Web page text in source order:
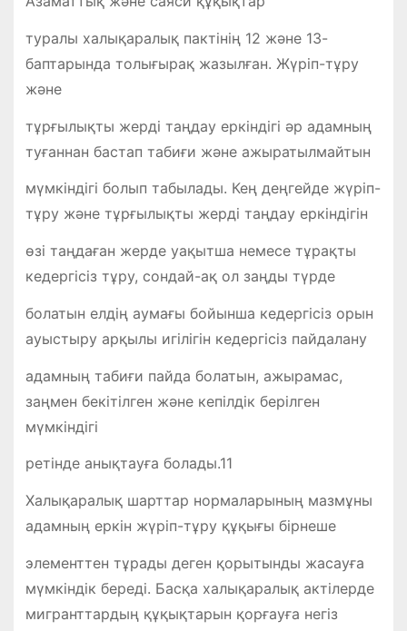
туралы халықаралық пактінің 12 және 13-
баптарында толығырақ жазылған. Жүріп-тұру
және
тұрғылықты жерді таңдау еркіндігі әр адамның
туғаннан бастап табиғи және ажыратылмайтын
мүмкіндігі болып табылады. Кең деңгейде жүріп-
тұру және тұрғылықты жерді таңдау еркіндігін
өзі таңдаған жерде уақытша немесе тұрақты
кедергісіз тұру, сондай-ақ ол заңды түрде
болатын елдің аумағы бойынша кедергісіз орын
ауыстыру арқылы игілігін кедергісіз пайдалану
адамның табиғи пайда болатын, ажырамас,
заңмен бекітілген және кепілдік берілген
мүмкіндігі
ретінде анықтауға болады.11
Халықаралық шарттар нормаларының мазмұны
адамның еркін жүріп-тұру құқығы бірнеше
элементтен тұрады деген қорытынды жасауға
мүмкіндік береді. Басқа халықаралық актілерде
мигранттардың құқықтарын қорғауға негіз